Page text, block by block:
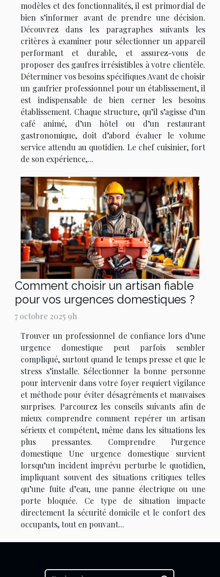
modèles et des fonctionnalités, il est primordial de
bien s’informer avant de prendre une décision.
Découvrez dans les paragraphes suivants les
critères à examiner pour sélectionner un appareil
performant et durable, et assurez-vous de
proposer des gaufres irrésistibles à votre clientèle.
Déterminer vos besoins spécifiques Avant de choisir
un gaufrier professionnel pour un établissement, il
est indispensable de bien cerner les besoins
établissement. Chaque structure, qu’il s’agisse d’un
café animé, d’un hôtel ou d’un restaurant
gastronomique, doit d’abord évaluer le volume
service attendu au quotidien. Le chef cuisinier, fort
de son expérience,...
Comment choisir un artisan fiable
pour vos urgences domestiques ?
7 octobre 2025 9h
Trouver un professionnel de confiance lors d’une
urgence domestique peut parfois sembler
compliqué, surtout quand le temps presse et que le
stress s’installe. Sélectionner la bonne personne
pour intervenir dans votre foyer requiert vigilance
et méthode pour éviter désagréments et mauvaises
surprises. Parcourez les conseils suivants afin de
mieux comprendre comment repérer un artisan
sérieux et compétent, même dans les situations les
plus pressantes. Comprendre l’urgence
domestique Une urgence domestique survient
lorsqu’un incident imprévu perturbe le quotidien,
impliquant souvent des situations critiques telles
qu’une fuite d’eau, une panne électrique ou une
porte bloquée. Ce type de situation impacte
directement la sécurité domicile et le confort des
occupants, tout en pouvant...